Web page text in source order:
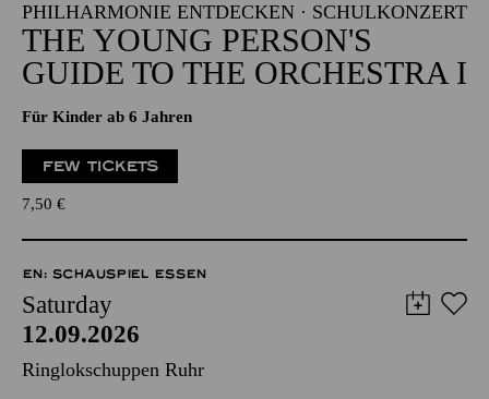
PHILHARMONIE ENTDECKEN · SCHULKONZERT
THE YOUNG PERSON'S
GUIDE TO THE ORCHESTRA I
Für Kinder ab 6 Jahren
FEW TICKETS
7,50 €
EN: SCHAUSPIEL ESSEN
Saturday
12.09.2026
Ringlokschuppen Ruhr